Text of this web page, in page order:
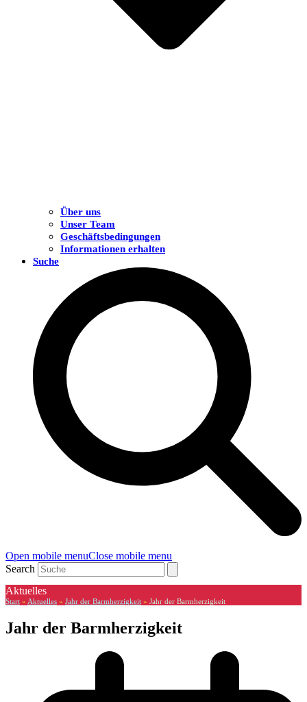
Über uns
Unser Team
Geschäftsbedingungen
Informationen erhalten
Suche
Open mobile menuClose mobile menu
Search
Aktuelles
Start » Aktuelles » Jahr der Barmherzigkeit » Jahr der Barmherzigkeit
Jahr der Barmherzigkeit